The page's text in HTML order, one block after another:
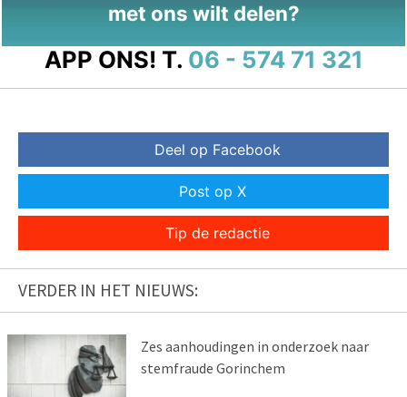
met ons wilt delen?
APP ONS! T. 06 - 574 71 321
Deel op Facebook
Post op X
Tip de redactie
VERDER IN HET NIEUWS:
Zes aanhoudingen in onderzoek naar
stemfraude Gorinchem